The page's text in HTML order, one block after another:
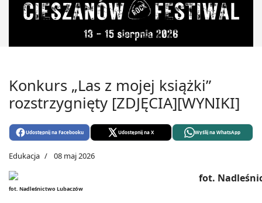
Konkurs „Las z mojej książki”
rozstrzygnięty [ZDJĘCIA][WYNIKI]
Udostępnij na Facebooku Udostępnij na X Wyślij na WhatsApp
Edukacja 08 maj 2026
fot. Nadleśnictwo Lubaczów